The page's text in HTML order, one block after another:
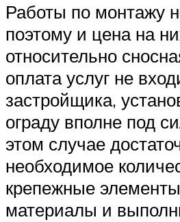
Работы по монтажу
поэтому и цена на
относительно
оплата услуг не
застройщика,
ограду вполне под
этом случае
необходимое
крепежные
материалы и